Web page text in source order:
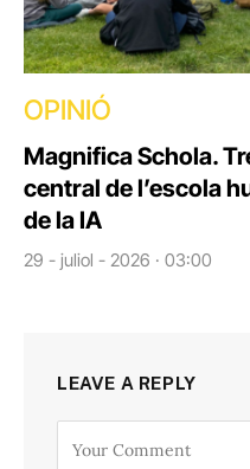
OPINIÓ
Magnifica Schola.
central de l’escola
de la IA
29 - juliol - 2026 · 03:00
LEAVE A REPLY